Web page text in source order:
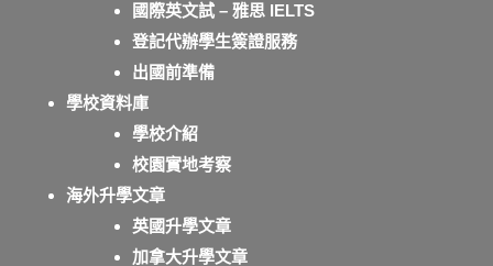
國際英文試 – 雅思 IELTS
登記代辦學生簽證服務
出國前準備
學校資料庫
學校介紹
校園實地考察
海外升學文章
英國升學文章
加拿大升學文章